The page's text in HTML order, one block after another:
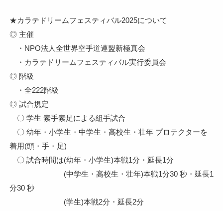
★カラテドリームフェスティバル2025について
◎ 主催
・NPO法人全世界空手道連盟新極真会
・カラテドリームフェスティバル実行委員会
◎ 階級
・全222階級
◎ 試合規定
〇 学生 素手素足による組手試合
〇 幼年・小学生・中学生・高校生・壮年 プロテクターを
着用(頭・手・足)
〇 試合時間は(幼年・小学生)本戦1分・延長1分
(中学生・高校生・壮年)本戦1分30 秒・延長1
分30 秒
(学生)本戦2分・延長2分